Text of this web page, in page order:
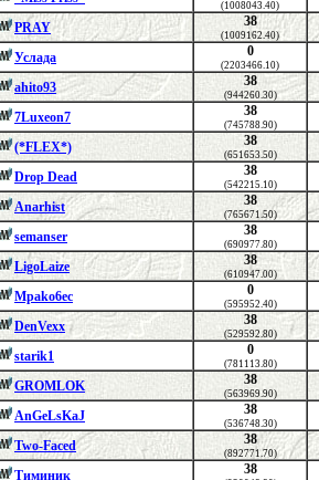
(1008043.40)
PRAY 38
(1009162.40)
Услада 0
(2203466.10)
ahito93 38
(944260.30)
7Luxeon7 38
(745788.90)
(*FLEX*) 38
(651653.50)
Drop Dead 38
(542215.10)
Anarhist 38
(765671.50)
semanser 38
(690977.80)
LigoLaize 38
(610947.00)
Mpako6ec 0
(595952.40)
DenVexx 38
(529592.80)
starik1 0
(781113.80)
GROMLOK 38
(563969.90)
AnGeLsKaJ 38
(536748.30)
Two-Faced 38
(892771.70)
Тиминик 38